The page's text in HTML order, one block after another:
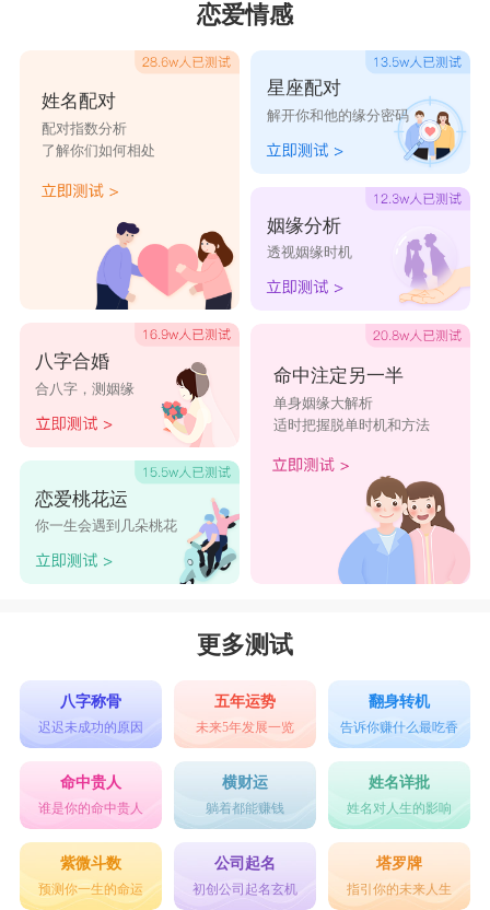
恋爱情感
姓名配对
配对指数分析
了解你们如何相处
八字合婚
合八字，测姻缘
恋爱桃花运
你一生会遇到几朵桃花
星座配对
解开你和他的缘分密码
姻缘分析
透视姻缘时机
命中注定另一半
单身姻缘大解析
适时把握脱单时机和方法
更多测试
八字称骨
迟迟未成功的原因
五年运势
未来5年发展一览
翻身转机
告诉你赚什么最吃香
命中贵人
谁是你的命中贵人
横财运
躺着都能赚钱
姓名详批
姓名对人生的影响
紫微斗数
预测你一生的命运
公司起名
初创公司起名玄机
塔罗牌
指引你的未来人生